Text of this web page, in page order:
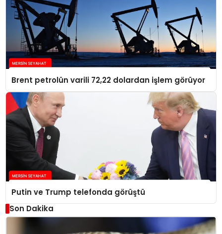
Brent petrolün varili 72,22 dolardan işlem görüyor
Putin ve Trump telefonda görüştü
Son Dakika